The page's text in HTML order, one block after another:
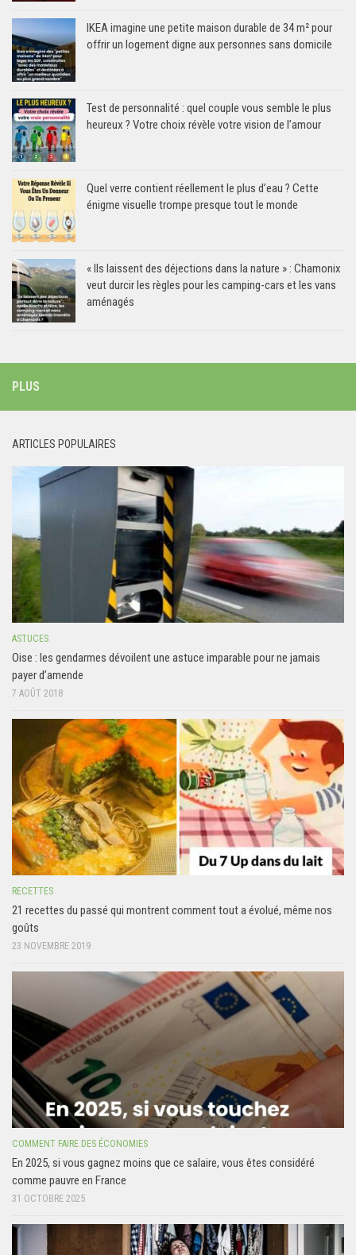
IKEA imagine une petite maison durable de 34 m² pour
offrir un logement digne aux personnes sans domicile
Test de personnalité : quel couple vous semble le plus
heureux ? Votre choix révèle votre vision de l’amour
Quel verre contient réellement le plus d’eau ? Cette
énigme visuelle trompe presque tout le monde
« Ils laissent des déjections dans la nature » : Chamonix
veut durcir les règles pour les camping-cars et les vans
aménagés
PLUS
ARTICLES POPULAIRES
ASTUCES
Oise : les gendarmes dévoilent une astuce imparable pour ne jamais
payer d’amende
7 AOÛT 2018
RECETTES
21 recettes du passé qui montrent comment tout a évolué, même nos
goûts
23 NOVEMBRE 2019
COMMENT FAIRE DES ÉCONOMIES
En 2025, si vous gagnez moins que ce salaire, vous êtes considéré
comme pauvre en France
31 OCTOBRE 2025